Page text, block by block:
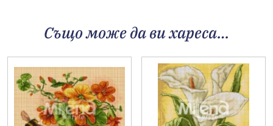
Също може да ви хареса…